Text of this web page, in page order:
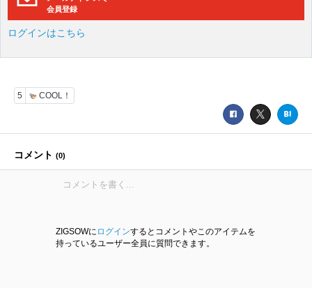
会員登録
ログインはこちら
5 COOL！
コメント (0)
ZIGSOWに ログインするとコメントやこのアイテムを
持っているユーザー全員に質問できます。